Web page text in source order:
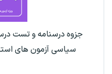
جزوه درسنامه و تست
سیاسی آزمون های